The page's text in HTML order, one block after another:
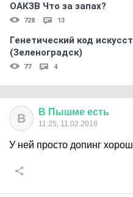
ОАКЗВ Что за запах?
728 13
Генетический код
(Зеленоградск)
77 4
В В Пышме есть
11:25, 11.02.2018
У ней просто допинг